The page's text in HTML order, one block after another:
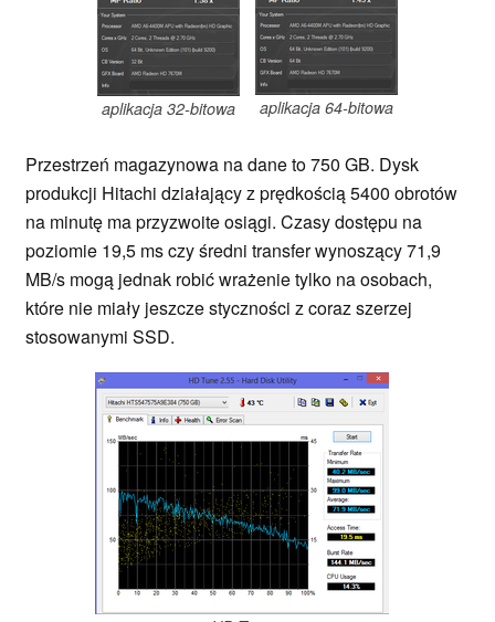
aplikacja 32-bitowa aplikacja 64-bitowa
Przestrzeń magazynowa na dane to 750 GB. Dysk
produkcji Hitachi działający z prędkością 5400 obrotów
na minutę ma przyzwoite osiągi. Czasy dostępu na
poziomie 19,5 ms czy średni transfer wynoszący 71,9
MB/s mogą jednak robić wrażenie tylko na osobach,
które nie miały jeszcze styczności z coraz szerzej
stosowanymi SSD.